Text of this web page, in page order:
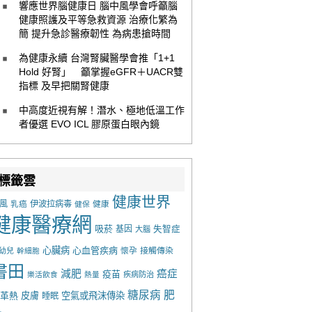
響應世界腦健康日 腦中風學會呼籲腦
健康照護及平等急救資源 治療化繁為
簡 提升急診醫療韌性 為病患搶時間
為健康永續 台灣腎臟醫學會推「1+1
Hold 好腎」 籲掌握eGFR＋UACR雙
指標 及早把關腎健康
中高度近視有解！潛水、極地低溫工作
者優選 EVO ICL 膠原蛋白眼內鏡
籤雲
乳癌 伊波拉病毒 健保 健康 健康世界
康醫療網 吸菸 基因 大腦 失智症
兒 幹細胞 心臟病 心血管疾病 懷孕 接觸傳染
田 樂活飲食 減肥 熱量 疫苗 疾病防治 癌症
熱 皮膚 睡眠 空氣或飛沫傳染 糖尿病 肥